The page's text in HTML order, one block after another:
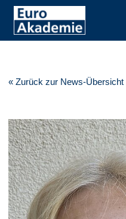
« Zurück zur News-Übersicht